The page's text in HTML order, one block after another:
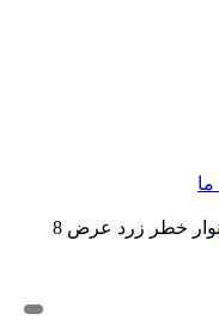
نوار خطر زرد عرض 8